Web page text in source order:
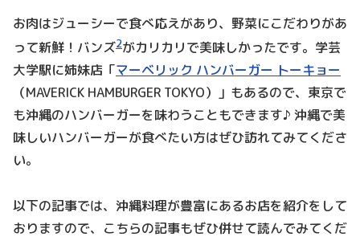
お肉はジューシーで食べ応えがあり、野菜にこだわりがあ
って新鮮！バンズ2がカリカリで美味しかったです。学芸
大学駅に姉妹店「マーベリック ハンバーガー トーキョー
（MAVERICK HAMBURGER TOKYO）」もあるので、東京で
も沖縄のハンバーガーを味わうこともできます♪ 沖縄で美
味しいハンバーガーが食べたい方はぜひ訪れてみてくださ
い。
以下の記事では、沖縄料理が豊富にあるお店を紹介をして
おりますので、こちらの記事もぜひ併せて読んでみてくだ